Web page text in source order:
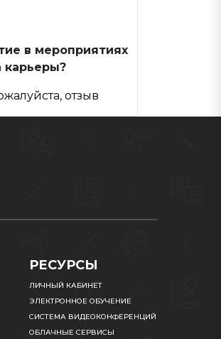
в мероприятиях
карьеры?
отзыв
РЕСУРСЫ
ЛИЧНЫЙ КАБИНЕТ
ЭЛЕКТРОННОЕ ОБУЧЕНИЕ
СИСТЕМА ВИДЕОКОНФЕРЕНЦИЙ
ОБЛАЧНЫЕ СЕРВИСЫ